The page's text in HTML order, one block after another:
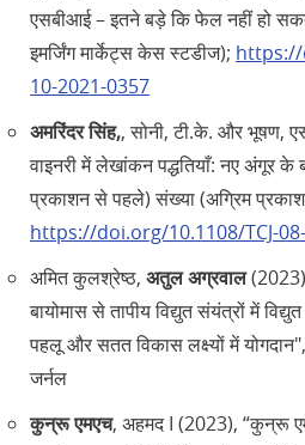
एसबीआई – इतने बड़े कि फेल नहीं हो
इमर्जिंग मार्केट्स केस स्टडीज); https://
10-2021-0357
अमरिंदर सिंह,, सोनी, टी.के. और भूषण,
वाइनरी में लेखांकन पद्धतियाँ: नए अंगूर के
प्रकाशन से पहले) संख्या (अग्रिम
https://doi.org/10.1108/TCJ-
अमित कुलश्रेष्ठ, अतुल अग्रवाल
बायोमास से तापीय विद्युत संयंत्रों में
पहलू और सतत विकास लक्ष्यों में
जर्नल
कुन्रू एमएच, अहमद I (2023), “कुन्रू